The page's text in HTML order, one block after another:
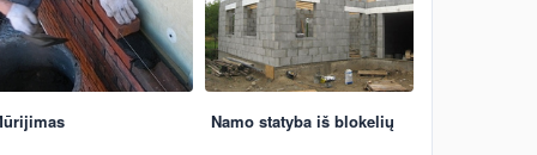
Namo statyba iš blokelių